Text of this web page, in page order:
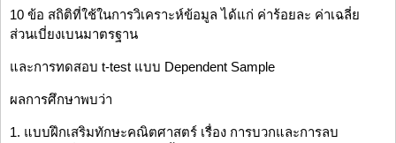
10 ข้อ สถิติที่ใช้ในการวิเคราะห์ข้อมูล ได้แก่ ค่าร้อยละ ค่าเฉลี่ย
ส่วนเบี่ยงเบนมาตรฐาน
และการทดสอบ t-test แบบ Dependent Sample
ผลการศึกษาพบว่า
1. แบบฝึกเสริมทักษะคณิตศาสตร์ เรื่อง การบวกและการลบ